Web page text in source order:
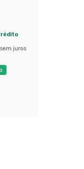
sem juros